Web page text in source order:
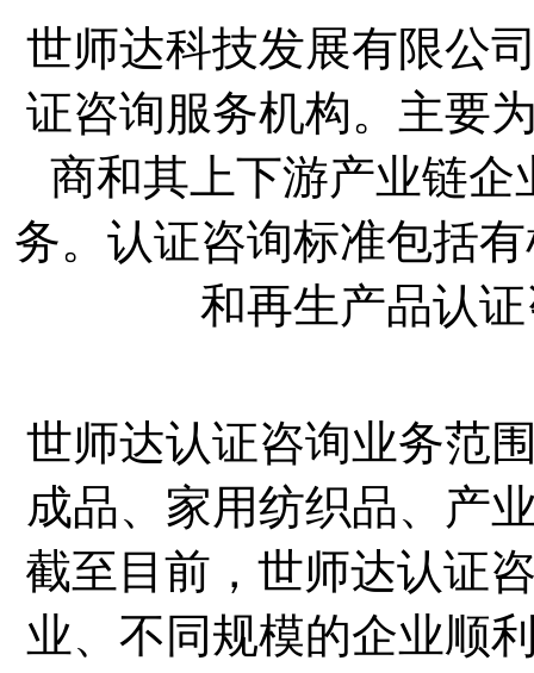
世师达科技发展有限公
证咨询服务机构。主要
商和其上下游产业链
务。认证咨询标准包括
和再生产品认
世师达认证咨询业务范
成品、家用纺织品、产
截至目前，世师达认证
业、不同规模的企业顺